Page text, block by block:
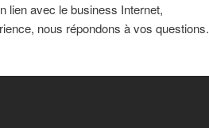
lien avec le business Internet,
nous répondons à vos questions.